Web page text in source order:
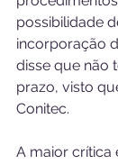
possibilidade
incorporação
disse que não
prazo, visto
Conitec.
A maior crítica